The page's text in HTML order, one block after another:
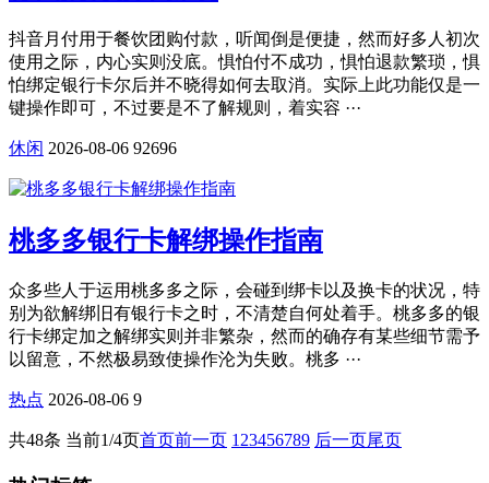
抖音月付用于餐饮团购付款，听闻倒是便捷，然而好多人初次
使用之际，内心实则没底。惧怕付不成功，惧怕退款繁琐，惧
怕绑定银行卡尔后并不晓得如何去取消。实际上此功能仅是一
键操作即可，不过要是不了解规则，着实容 ···
休闲 2026-08-06 92696
桃多多银行卡解绑操作指南
众多些人于运用桃多多之际，会碰到绑卡以及换卡的状况，特
别为欲解绑旧有银行卡之时，不清楚自何处着手。桃多多的银
行卡绑定加之解绑实则并非繁杂，然而的确存有某些细节需予
以留意，不然极易致使操作沦为失败。桃多 ···
热点 2026-08-06 9
共48条 当前1/4页首页前一页 1 23456789 后一页尾页